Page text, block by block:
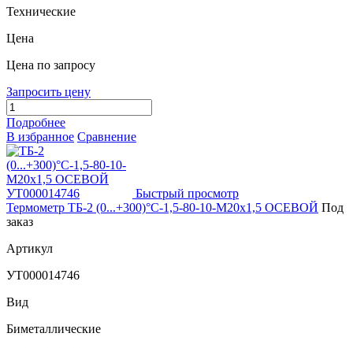
Технические
Цена
Цена по запросу
Запросить цену
Подробнее
В избранное Сравнение
Быстрый просмотр
Термометр ТБ-2 (0...+300)°С-1,5-80-10-М20х1,5 ОСЕВОЙ Под
заказ
Артикул
УТ000014746
Вид
Биметаллические